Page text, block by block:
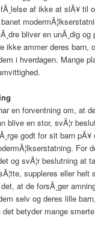
af ikke at slÃ¥ til
bliver en unÃ¸dig
ikke ammer deres barn,
i hverdagen. Mange
en forventning om, at
blive en stor, svÃ¦r
godt for sit barn pÃ¥
For
og svÃ¦r beslutning at
suppleres eller helt
det, at de forsÃ¸ger
selv og deres lille
betyder mange